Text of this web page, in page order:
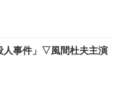
事件」▽風間杜夫主演